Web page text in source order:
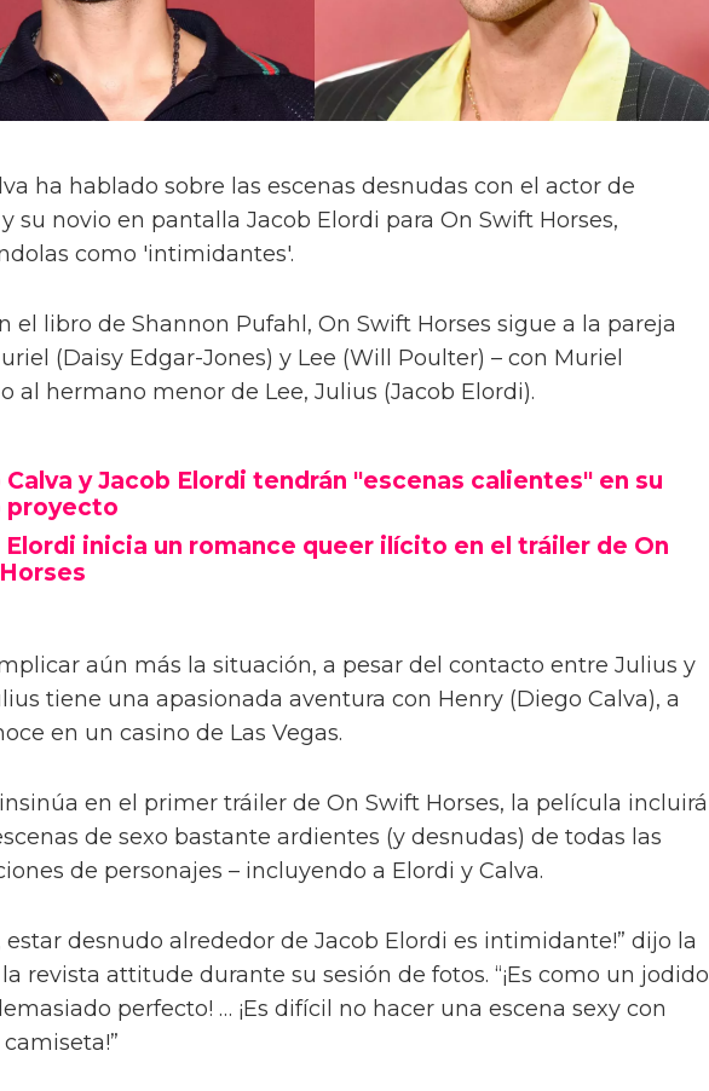
ha hablado sobre las escenas desnudas con el actor de
su novio en pantalla Jacob Elordi para On Swift Horses,
como 'intimidantes'.
el libro de Shannon Pufahl, On Swift Horses sigue a la pareja
(Daisy Edgar-Jones) y Lee (Will Poulter) – con Muriel
al hermano menor de Lee, Julius (Jacob Elordi).
Calva y Jacob Elordi tendrán "escenas calientes" en su
proyecto
Elordi inicia un romance queer ilícito en el tráiler de On
aún más la situación, a pesar del contacto entre Julius y
tiene una apasionada aventura con Henry (Diego Calva), a
en un casino de Las Vegas.
en el primer tráiler de On Swift Horses, la película incluirá
de sexo bastante ardientes (y desnudas) de todas las
de personajes – incluyendo a Elordi y Calva.
estar desnudo alrededor de Jacob Elordi es intimidante!” dijo la
revista attitude durante su sesión de fotos. “¡Es como un jodido
perfecto! … ¡Es difícil no hacer una escena sexy con